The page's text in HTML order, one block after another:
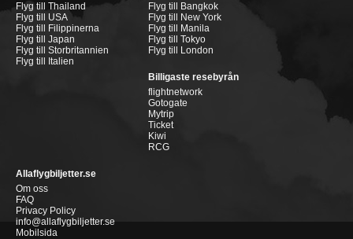
Flyg till Thailand
Flyg till USA
Flyg till Filippinerna
Flyg till Japan
Flyg till Storbritannien
Flyg till Italien
Flyg till Bangkok
Flyg till New York
Flyg till Manila
Flyg till Tokyo
Flyg till London
Billigaste resebyrån
flightnetwork
Gotogate
Mytrip
Ticket
Kiwi
RCG
Allaflygbiljetter.se
Om oss
FAQ
Privacy Policy
info@allaflygbiljetter.se
Mobilsida